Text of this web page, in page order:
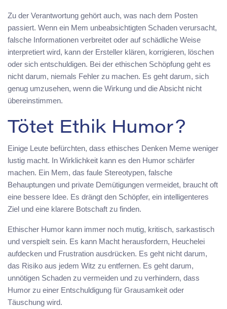
Zu der Verantwortung gehört auch, was nach dem Posten
passiert. Wenn ein Mem unbeabsichtigten Schaden verursacht,
falsche Informationen verbreitet oder auf schädliche Weise
interpretiert wird, kann der Ersteller klären, korrigieren, löschen
oder sich entschuldigen. Bei der ethischen Schöpfung geht es
nicht darum, niemals Fehler zu machen. Es geht darum, sich
genug umzusehen, wenn die Wirkung und die Absicht nicht
übereinstimmen.
Tötet Ethik Humor?
Einige Leute befürchten, dass ethisches Denken Meme weniger
lustig macht. In Wirklichkeit kann es den Humor schärfer
machen. Ein Mem, das faule Stereotypen, falsche
Behauptungen und private Demütigungen vermeidet, braucht oft
eine bessere Idee. Es drängt den Schöpfer, ein intelligenteres
Ziel und eine klarere Botschaft zu finden.
Ethischer Humor kann immer noch mutig, kritisch, sarkastisch
und verspielt sein. Es kann Macht herausfordern, Heuchelei
aufdecken und Frustration ausdrücken. Es geht nicht darum,
das Risiko aus jedem Witz zu entfernen. Es geht darum,
unnötigen Schaden zu vermeiden und zu verhindern, dass
Humor zu einer Entschuldigung für Grausamkeit oder
Täuschung wird.